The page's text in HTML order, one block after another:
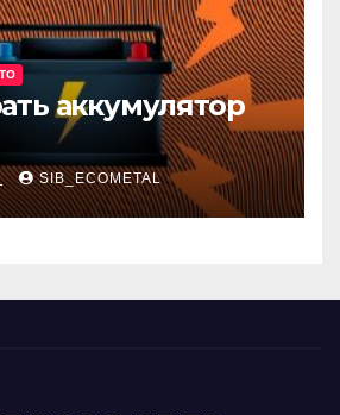
аккумулятор
SIB_ECOMETAL